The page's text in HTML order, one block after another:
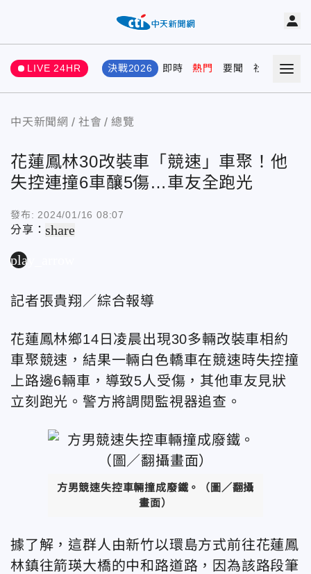
LIVE 24HR 決戰2026 即時 熱門 要聞 社會 娛樂
中天新聞網 社會 總覽
花蓮鳳林30改裝車「競速」車聚！他
失控連撞6車釀5傷…車友全跑光
發布: 2024/01/16 08:07
分享：share
play_arrow
記者張貴翔／綜合報導
花蓮鳳林鄉14日凌晨出現30多輛改裝車相約
車聚競速，結果一輛白色轎車在競速時失控撞
上路邊6輛車，導致5人受傷，其他車友見狀
立刻跑光。警方將調閱監視器追查。
方男競速失控車輛撞成廢鐵。（圖／翻攝
畫面）
據了解，這群人由新竹以環島方式前往花蓮鳳
林鎮往箭瑛大橋的中和路道路，因為該路段筆